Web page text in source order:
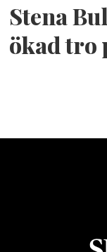
Stena
ökad tro